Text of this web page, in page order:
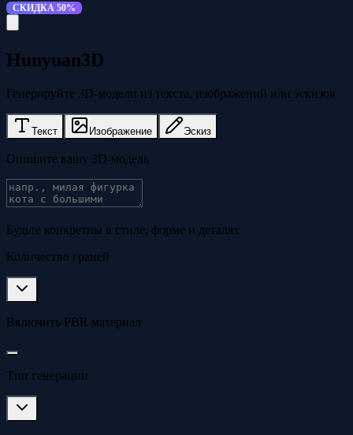
СКИДКА 50%
Hunyuan3D
Генерируйте 3D-модели из текста, изображений или эскизов
Текст Изображение Эскиз
Опишите вашу 3D-модель
Будьте конкретны в стиле, форме и деталях
Количество граней
Включить PBR материал
Тип генерации